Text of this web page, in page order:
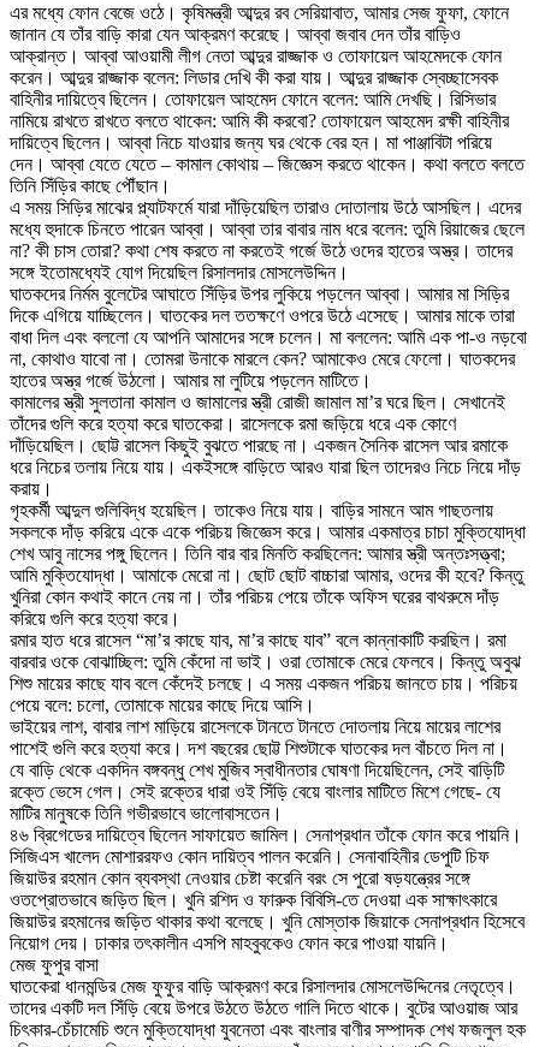
এর মধ্যে ফোন বেজে ওঠে। কৃষিমন্ত্রী আব্দুর রব সেরিয়াবাত, আমার সেজ ফুফা, ফোনে
জানান যে তাঁর বাড়ি কারা যেন আক্রমণ করেছে। আব্বা জবাব দেন তাঁর বাড়িও
আক্রান্ত। আব্বা আওয়ামী লীগ নেতা আব্দুর রাজ্জাক ও তোফায়েল আহমেদকে ফোন
করেন। আব্দুর রাজ্জাক বলেন: লিডার দেখি কী করা যায়। আব্দুর রাজ্জাক স্বেচ্ছাসেবক
বাহিনীর দায়িত্বে ছিলেন। তোফায়েল আহমেদ ফোনে বলেন: আমি দেখছি। রিসিভার
নামিয়ে রাখতে রাখতে বলতে থাকেন: আমি কী করবো? তোফায়েল আহমেদ রক্ষী বাহিনীর
দায়িত্বে ছিলেন। আব্বা নিচে যাওয়ার জন্য ঘর থেকে বের হন। মা পাঞ্জাবিটা পরিয়ে
দেন। আব্বা যেতে যেতে – কামাল কোথায় – জিজ্ঞেস করতে থাকেন। কথা বলতে বলতে
তিনি সিঁড়ির কাছে পৌঁছান।
এ সময় সিড়ির মাঝের প্ল্যাটফর্মে যারা দাঁড়িয়েছিল তারাও দোতালায় উঠে আসছিল। এদের
মধ্যে হুদাকে চিনতে পারেন আব্বা। আব্বা তার বাবার নাম ধরে বলেন: তুমি রিয়াজের ছেলে
না? কী চাস তোরা? কথা শেষ করতে না করতেই গর্জে উঠে ওদের হাতের অস্ত্র। তাদের
সঙ্গে ইতোমধ্যেই যোগ দিয়েছিল রিসালদার মোসলেউদ্দিন।
ঘাতকদের নির্মম বুলেটের আঘাতে সিঁড়ির উপর লুকিয়ে পড়লেন আব্বা। আমার মা সিড়ির
দিকে এগিয়ে যাচ্ছিলেন। ঘাতকের দল ততক্ষণে ওপরে উঠে এসেছে। আমার মাকে তারা
বাধা দিল এবং বললো যে আপনি আমাদের সঙ্গে চলেন। মা বললেন: আমি এক পা-ও নড়বো
না, কোথাও যাবো না। তোমরা উনাকে মারলে কেন? আমাকেও মেরে ফেলো। ঘাতকদের
হাতের অস্ত্র গর্জে উঠলো। আমার মা লুটিয়ে পড়লেন মাটিতে।
কামালের স্ত্রী সুলতানা কামাল ও জামালের স্ত্রী রোজী জামাল মা’র ঘরে ছিল। সেখানেই
তাঁদের গুলি করে হত্যা করে ঘাতকেরা। রাসেলকে রমা জড়িয়ে ধরে এক কোণে
দাঁড়িয়েছিল। ছোট্ট রাসেল কিছুই বুঝতে পারছে না। একজন সৈনিক রাসেল আর রমাকে
ধরে নিচের তলায় নিয়ে যায়। একইসঙ্গে বাড়িতে আরও যারা ছিল তাদেরও নিচে নিয়ে দাঁড়
করায়।
গৃহকর্মী আব্দুল গুলিবিদ্ধ হয়েছিল। তাকেও নিয়ে যায়। বাড়ির সামনে আম গাছতলায়
সকলকে দাঁড় করিয়ে একে একে পরিচয় জিজ্ঞেস করে। আমার একমাত্র চাচা মুক্তিযোদ্ধা
শেখ আবু নাসের পঙ্গু ছিলেন। তিনি বার বার মিনতি করছিলেন: আমার স্ত্রী অন্তঃসত্ত্বা;
আমি মুক্তিযোদ্ধা। আমাকে মেরো না। ছোট ছোট বাচ্চারা আমার, ওদের কী হবে? কিন্তু
খুনিরা কোন কথাই কানে নেয় না। তাঁর পরিচয় পেয়ে তাঁকে অফিস ঘরের বাথরুমে দাঁড়
করিয়ে গুলি করে হত্যা করে।
রমার হাত ধরে রাসেল “মা’র কাছে যাব, মা’র কাছে যাব” বলে কান্নাকাটি করছিল। রমা
বারবার ওকে বোঝাচ্ছিল: তুমি কেঁদো না ভাই। ওরা তোমাকে মেরে ফেলবে। কিন্তু অবুঝ
শিশু মায়ের কাছে যাব বলে কেঁদেই চলছে। এ সময় একজন পরিচয় জানতে চায়। পরিচয়
পেয়ে বলে: চলো, তোমাকে মায়ের কাছে দিয়ে আসি।
ভাইয়ের লাশ, বাবার লাশ মাড়িয়ে রাসেলকে টানতে টানতে দোতলায় নিয়ে মায়ের লাশের
পাশেই গুলি করে হত্যা করে। দশ বছরের ছোট্ট শিশুটাকে ঘাতকের দল বাঁচতে দিল না।
যে বাড়ি থেকে একদিন বঙ্গবন্ধু শেখ মুজিব স্বাধীনতার ঘোষণা দিয়েছিলেন, সেই বাড়িটি
রক্তে ভেসে গেল। সেই রক্তের ধারা ওই সিঁড়ি বেয়ে বাংলার মাটিতে মিশে গেছে- যে
মাটির মানুষকে তিনি গভীরভাবে ভালোবাসতেন।
৪৬ ব্রিগেডের দায়িত্বে ছিলেন সাফায়েত জামিল। সেনাপ্রধান তাঁকে ফোন করে পায়নি।
সিজিএস খালেদ মোশাররফও কোন দায়িত্ব পালন করেনি। সেনাবাহিনীর ডেপুটি চিফ
জিয়াউর রহমান কোন ব্যবস্থা নেওয়ার চেষ্টা করেনি বরং সে পুরো ষড়যন্ত্রের সঙ্গে
ওতপ্রোতভাবে জড়িত ছিল। খুনি রশিদ ও ফারুক বিবিসি-তে দেওয়া এক সাক্ষাৎকারে
জিয়াউর রহমানের জড়িত থাকার কথা বলেছে। খুনি মোস্তাক জিয়াকে সেনাপ্রধান হিসেবে
নিয়োগ দেয়। ঢাকার তৎকালীন এসপি মাহবুবকেও ফোন করে পাওয়া যায়নি।
মেজ ফুপুর বাসা
ঘাতকেরা ধানমন্ডির মেজ ফুফুর বাড়ি আক্রমণ করে রিসালদার মোসলেউদ্দিনের নেতৃত্বে।
তাদের একটি দল সিঁড়ি বেয়ে উপরে উঠতে উঠতে গালি দিতে থাকে। বুটের আওয়াজ আর
চিৎকার-চেঁচামেচি শুনে মুক্তিযোদ্ধা যুবনেতা এবং বাংলার বাণীর সম্পাদক শেখ ফজলুল হক